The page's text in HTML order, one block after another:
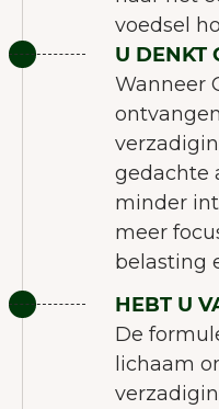
voedsel
U DENKT
Wanneer
gedachte
minder
meer
belasting
HEBT U
De
lichaam